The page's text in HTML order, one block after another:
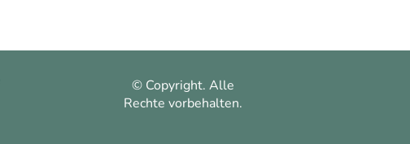
© Copyright. Alle
Rechte vorbehalten.